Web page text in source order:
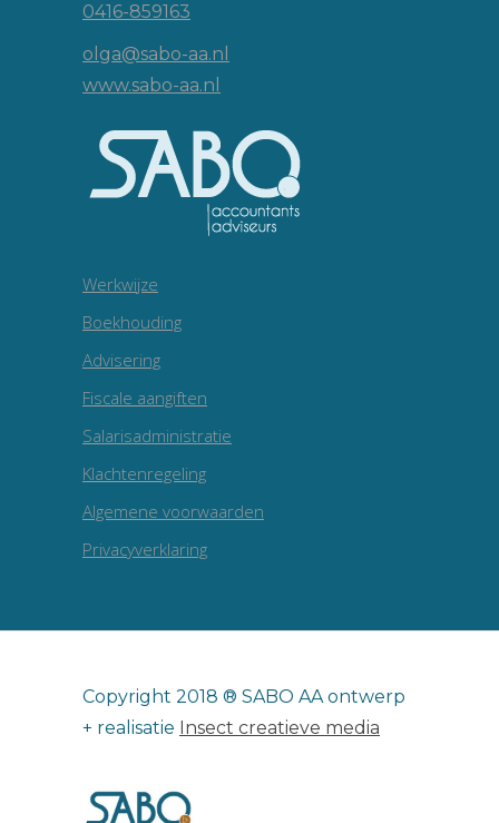
0416-859163
olga@sabo-aa.nl
www.sabo-aa.nl
Werkwijze
Boekhouding
Advisering
Fiscale aangiften
Salarisadministratie
Klachtenregeling
Algemene voorwaarden
Privacyverklaring
Copyright 2018 ® SABO AA ontwerp
+ realisatie Insect creatieve media